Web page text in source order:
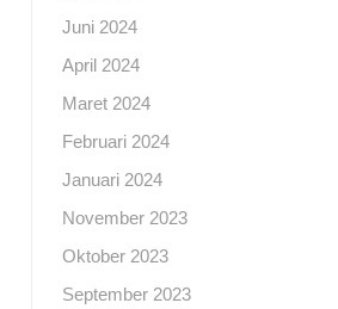
Juni 2024
April 2024
Maret 2024
Februari 2024
Januari 2024
November 2023
Oktober 2023
September 2023